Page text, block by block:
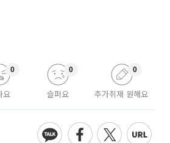
요
0
슬퍼요
0
추가취재 원해요
0